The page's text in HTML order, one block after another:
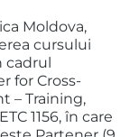
Moldova,
cursului
cadrul
for Cross-
– Training,
1156, în care